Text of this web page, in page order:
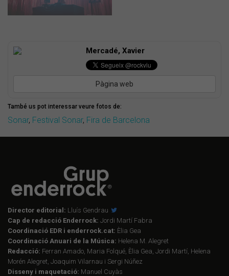
Mercadé, Xavier
Pàgina web
També us pot interessar veure fotos de:
Sonar, Festival Sonar, Fira de Barcelona
Director editorial: Lluís Gendrau
Cap de redacció Enderrock: Jordi Martí Fabra
Coordinació EDR i enderrock.cat: Èlia Gea
Coordinació Anuari de la Música: Helena M. Alegret
Redacció: Ferran Amado, Maria Folqué, Èlia Gea, Jordi Martí, Helena
Morén Alegret, Joaquim Vilarnau i Sergi Núñez
Disseny i maquetació: Manuel Cuyàs